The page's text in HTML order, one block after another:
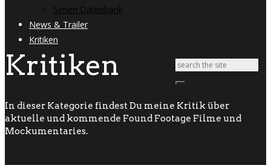
Serien Datenbank
News & Trailer
Kritiken
Kritiken
In dieser Kategorie findest Du meine Kritik über
aktuelle und kommende Found Footage Filme und
Mockumentaries.